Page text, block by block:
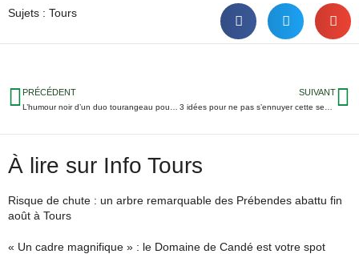
Sujets : Tours
PRÉCÉDENT SUIVANT
À lire sur Info Tours
Risque de chute : un arbre remarquable des Prébendes abattu fin
août à Tours
« Un cadre magnifique » : le Domaine de Candé est votre spot